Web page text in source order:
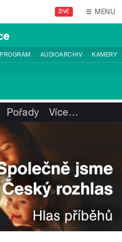
ŽIVĚ MENU
PROGRAM AUDIOARCHIV KAMERY
Pořady Více…